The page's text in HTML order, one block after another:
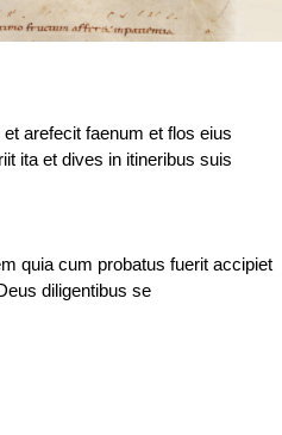
arefecit faenum et flos eius
ita et dives in itineribus suis
quia cum probatus fuerit accipiet
diligentibus se